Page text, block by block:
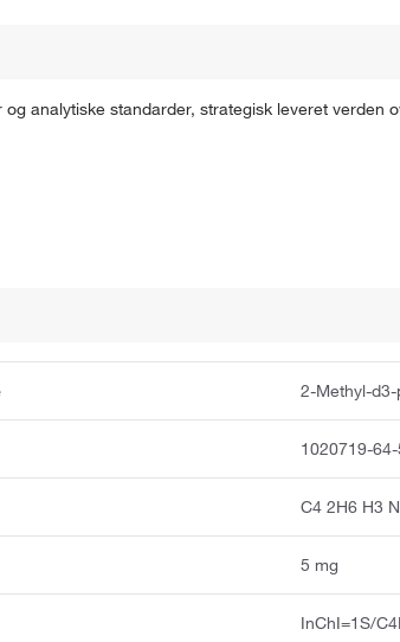
analytiske standarder, strategisk leveret
2-Methyl-
1020719-64-
C4 2H6 H3
5 mg
InChI=1S/